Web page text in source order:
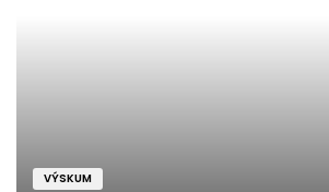
VÝSKUM